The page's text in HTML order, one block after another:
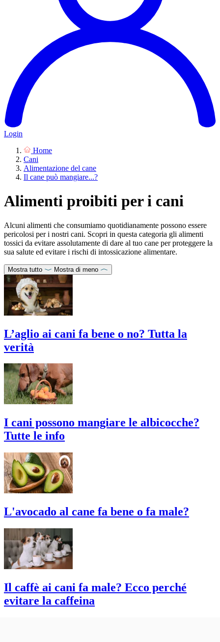
Login
Home
Cani
Alimentazione del cane
Il cane può mangiare...?
Alimenti proibiti per i cani
Alcuni alimenti che consumiamo quotidianamente possono essere
pericolosi per i nostri cani. Scopri in questa categoria gli alimenti
tossici da evitare assolutamente di dare al tuo cane per proteggere la
sua salute ed evitare i rischi di intossicazione alimentare.
Mostra tutto Mostra di meno
L’aglio ai cani fa bene o no? Tutta la
verità
I cani possono mangiare le albicocche?
Tutte le info
L'avocado al cane fa bene o fa male?
Il caffè ai cani fa male? Ecco perché
evitare la caffeina